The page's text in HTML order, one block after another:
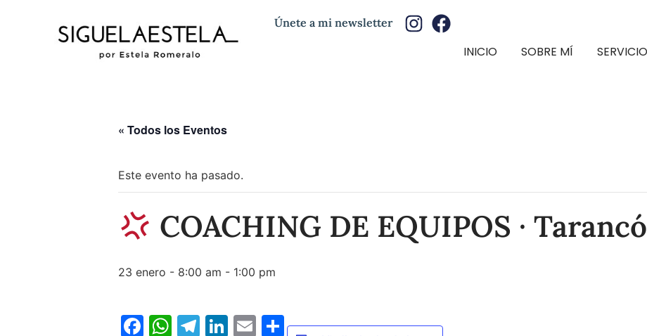
Únete a mi newsletter
INICIO SOBRE MÍ
« Todos los Eventos
Este evento ha pasado.
COACHING DE EQUIPOS ·
23 enero - 8:00 am - 1:00 pm
Facebook
WhatsApp
Telegram
LinkedIn
EmailCompartir